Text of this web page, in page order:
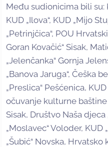
Među sudionicima bili su:
KUD „Ilova“, KUD „Mijo
„Petrinjčica“, POU
Goran Kovačić“ Sisak,
„Jelenčanka“ Gornja
„Banova Jaruga“, Češka
„Preslica“ Pešćenica,
očuvanje kulturne baštine
Sisak, Društvo Naša djeca
„Moslavec“ Voloder, KUD
„Šubić“ Novska,